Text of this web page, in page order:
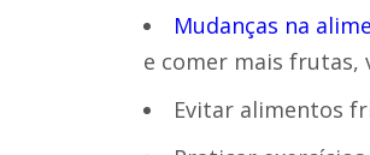
Mudanças na
e comer mais frutas,
Evitar alimentos